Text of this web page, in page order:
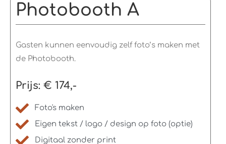
Photobooth A
Gasten kunnen eenvoudig zelf foto’s maken met
de Photobooth.
Prijs: € 174,-
Foto's maken
Eigen tekst / logo / design op foto (optie)
Digitaal zonder print